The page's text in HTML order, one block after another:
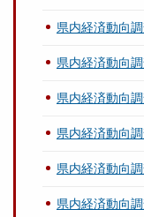
県内経済動向
県内経済動向
県内経済動向
県内経済動向
県内経済動向
県内経済動向